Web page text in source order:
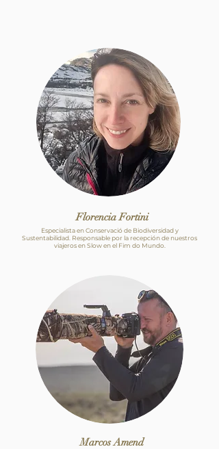
Florencia Fortini
Especialista en Conservació de Biodiversidad y
Sustentabilidad. Responsable por la recepción de nuestros
viajeros en Slow en el Fim do Mundo.
Marcos Amend